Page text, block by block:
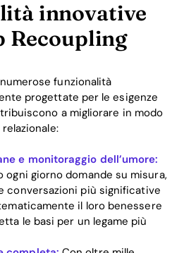
innovative
Recoupling
funzionalità
progettate per le esigenze
a migliorare in modo
e monitoraggio dell’umore:
ogni giorno domande su misura,
conversazioni più significative
il loro benessere
le basi per un legame più